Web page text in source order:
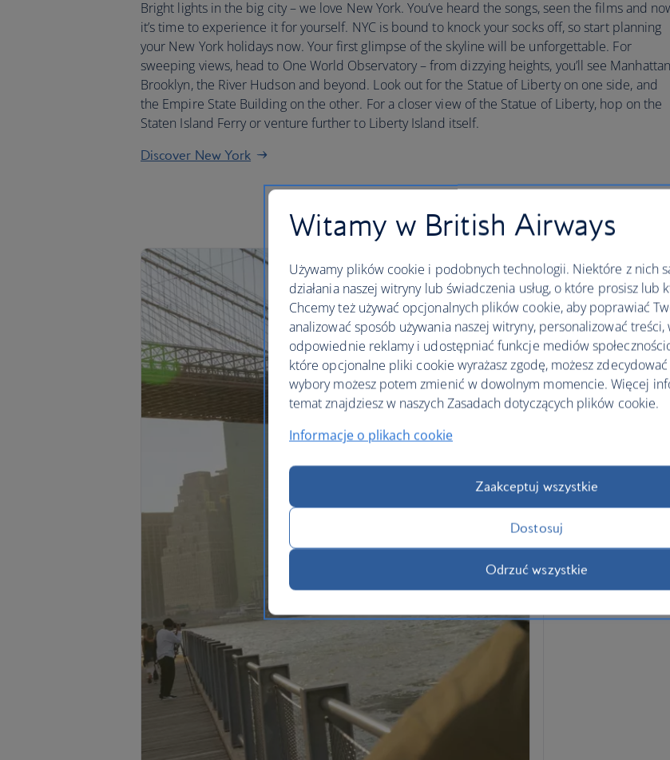
Bright lights in the big city – we love New York. You’ve heard the songs, seen the films and
it’s time to experience it for yourself. NYC is bound to knock your socks off, so start planning
your New York holidays now. Your first glimpse of the skyline will be unforgettable. For
sweeping views, head to One World Observatory – from dizzying heights, you’ll see
Brooklyn, the River Hudson and beyond. Look out for the Statue of Liberty on one side, and
the Empire State Building on the other. For a closer view of the Statue of Liberty, hop on the
Staten Island Ferry or venture further to Liberty Island itself.
Discover New York
Witamy w British Airways
Używamy plików cookie i podobnych technologii. Niektóre z nich
działania naszej witryny lub świadczenia usług, o które prosisz lub
Chcemy też używać opcjonalnych plików cookie, aby poprawiać
analizować sposób używania naszej witryny, personalizować treści,
odpowiednie reklamy i udostępniać funkcje mediów
które opcjonalne pliki cookie wyrażasz zgodę, możesz
wybory możesz potem zmienić w dowolnym momencie. Więcej
temat znajdziesz w naszych Zasadach dotyczących plików cookie.
Informacje o plikach cookie
Zaakceptuj wszystkie
Dostosuj
Odrzuć wszystkie